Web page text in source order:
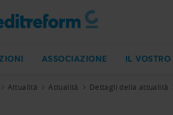
ASSOCIAZIONE IL
Attualità Attualità Dettagli della attualità